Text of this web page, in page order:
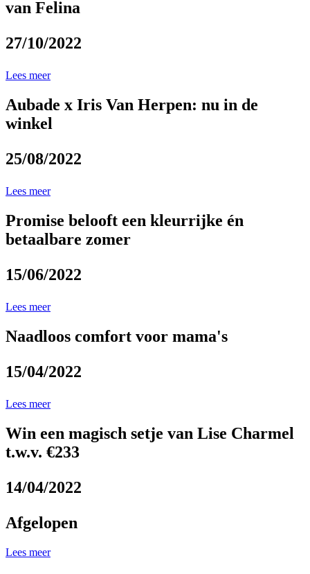
van Felina
27/10/2022
Lees meer
Aubade x Iris Van Herpen: nu in de
winkel
25/08/2022
Lees meer
Promise belooft een kleurrijke én
betaalbare zomer
15/06/2022
Lees meer
Naadloos comfort voor mama's
15/04/2022
Lees meer
Win een magisch setje van Lise Charmel
t.w.v. €233
14/04/2022
Afgelopen
Lees meer